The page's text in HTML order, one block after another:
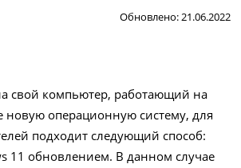
Обновлено: 21.06.2022
свой компьютер, работающий на
новую операционную систему, для
подходит следующий способ:
11 обновлением. В данном случае